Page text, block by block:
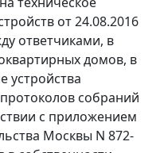
от 24.08.2016
ответчиками, в
домов, в
устройства
собраний
с приложением
Москвы N 872-